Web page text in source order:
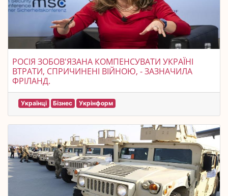
РОСІЯ ЗОБОВ'ЯЗАНА КОМПЕНСУВАТИ УКРАЇНІ
ВТРАТИ, СПРИЧИНЕНІ ВІЙНОЮ, - ЗАЗНАЧИЛА
ФРІЛАНД.
Українці Бізнес Укрінформ